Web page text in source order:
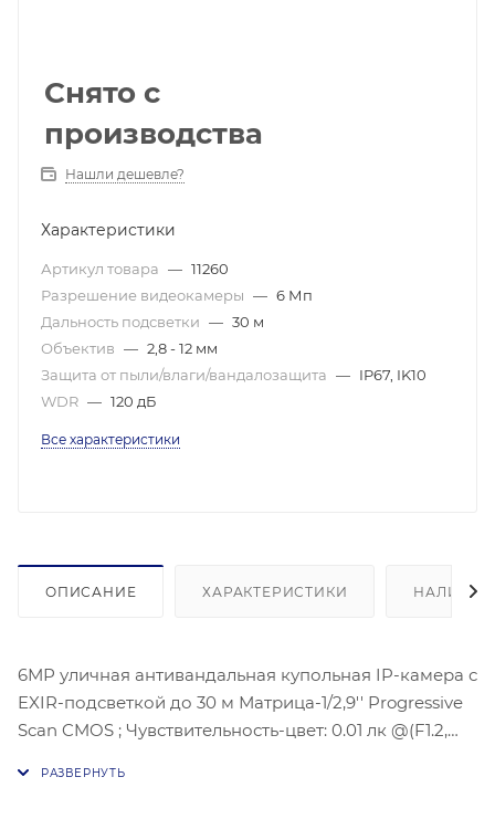
Снято с
производства
Нашли дешевле?
Характеристики
Артикул товара — 11260
Разрешение видеокамеры — 6 Мп
Дальность подсветки — 30 м
Объектив — 2,8 - 12 мм
Защита от пыли/влаги/вандалозащита — IP67, IK10
WDR — 120 дБ
Все характеристики
ОПИСАНИЕ ХАРАКТЕРИСТИКИ НАЛИЧИЕ
6МР уличная антивандальная купольная IP-камера с
EXIR-подсветкой до 30 м Матрица-1/2,9'' Progressive
Scan CMOS ; Чувствительность-цвет: 0.01 лк @(F1.2,